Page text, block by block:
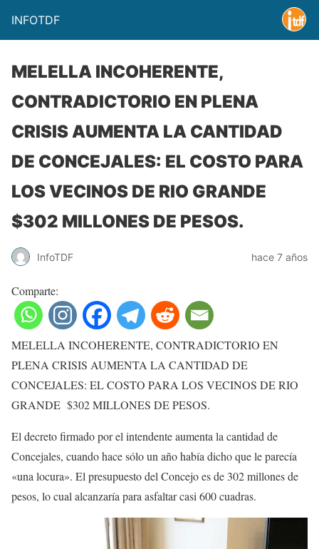
INFOTDF
MELELLA INCOHERENTE,
CONTRADICTORIO EN PLENA
CRISIS AUMENTA LA CANTIDAD
DE CONCEJALES: EL COSTO PARA
LOS VECINOS DE RIO GRANDE
$302 MILLONES DE PESOS.
InfoTDF hace 7 años
Comparte:
MELELLA INCOHERENTE, CONTRADICTORIO EN
PLENA CRISIS AUMENTA LA CANTIDAD DE
CONCEJALES: EL COSTO PARA LOS VECINOS DE RIO
GRANDE $302 MILLONES DE PESOS.
El decreto firmado por el intendente aumenta la cantidad de
Concejales, cuando hace sólo un año había dicho que le parecía
«una locura». El presupuesto del Concejo es de 302 millones de
pesos, lo cual alcanzaría para asfaltar casi 600 cuadras.